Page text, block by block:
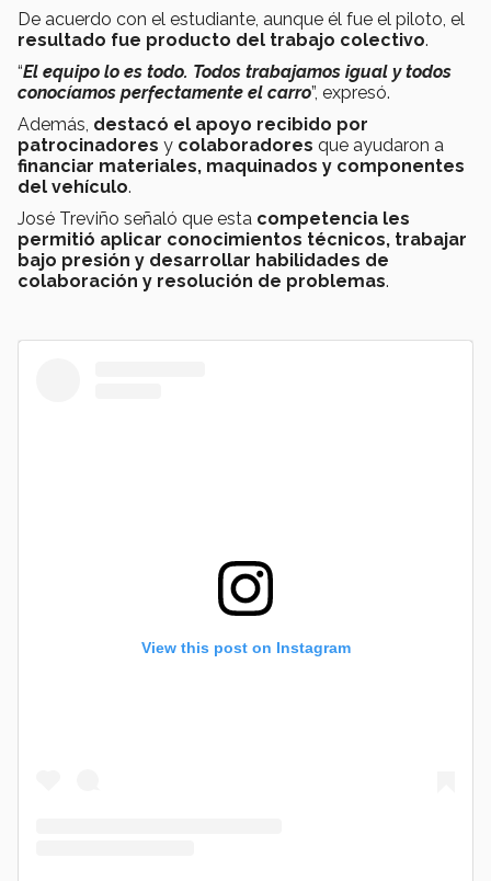
De acuerdo con el estudiante, aunque él fue el piloto, el
resultado fue producto del trabajo colectivo.
“El equipo lo es todo. Todos trabajamos igual y todos
conocíamos perfectamente el carro”, expresó.
Además, destacó el apoyo recibido por
patrocinadores y colaboradores que ayudaron a
financiar materiales, maquinados y componentes
del vehículo.
José Treviño señaló que esta competencia les
permitió aplicar conocimientos técnicos, trabajar
bajo presión y desarrollar habilidades de
colaboración y resolución de problemas.
View this post on Instagram